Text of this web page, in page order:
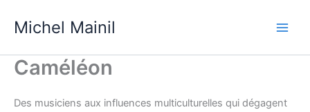
Michel Mainil
Caméléon
Des musiciens aux influences multiculturelles qui dégagent